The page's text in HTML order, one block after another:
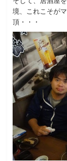
境、これこそが
頂・・・